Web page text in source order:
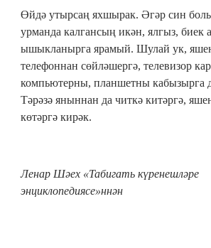
Өйдә утырсаң яхшырак. Әгәр син
урманда калгансың икән, ялгыз, биек
ышыкланырга ярамый. Шулай ук,
телефоннан сөйләшергә, телевизор
компьютерны, планшетны кабызырга
Тәрәзә яныннан да читкә китәргә,
көтәргә кирәк.
Ленар Шәех «Табигать күренешләре
энциклопедиясе»ннән